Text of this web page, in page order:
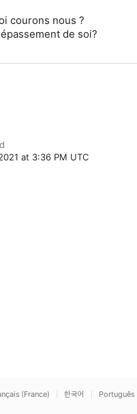
courons nous ?
de soi?
at 3:36 PM UTC
(France) 한국어 Português